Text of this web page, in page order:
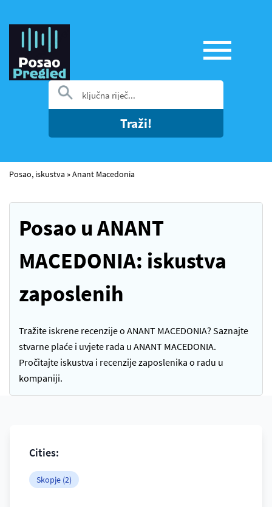
Traži!
Posao, iskustva »Anant Macedonia
Posao u ANANT
MACEDONIA: iskustva
zaposlenih
Tražite iskrene recenzije o ANANT MACEDONIA? Saznajte
stvarne plaće i uvjete rada u ANANT MACEDONIA.
Pročitajte iskustva i recenzije zaposlenika o radu u
kompaniji.
Cities:
Skopje (2)